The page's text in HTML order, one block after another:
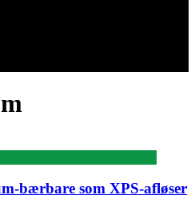
bærbare som XPS-afløser